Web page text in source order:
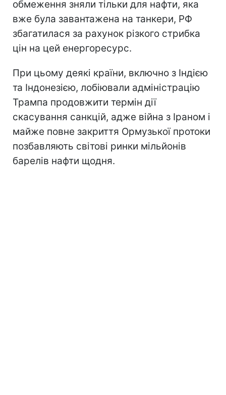
обмеження зняли тільки для нафти, яка
вже була завантажена на танкери, РФ
збагатилася за рахунок різкого стрибка
цін на цей енергоресурс.
При цьому деякі країни, включно з Індією
та Індонезією, лобіювали адміністрацію
Трампа продовжити термін дії
скасування санкцій, адже війна з Іраном і
майже повне закриття Ормузької протоки
позбавляють світові ринки мільйонів
барелів нафти щодня.